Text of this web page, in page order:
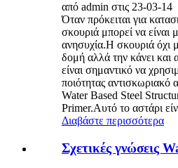
από admin στις 23-03-14
Όταν πρόκειται για
σκουριά μπορεί να είναι
ανησυχία.Η σκουριά όχι
δομή αλλά την κάνει και
είναι σημαντικό να
ποιότητας αντισκωριακό
Water Based Steel
Primer.Αυτό το αστάρι
Διαβάστε περισσότερα
Σχετικές γνώσεις